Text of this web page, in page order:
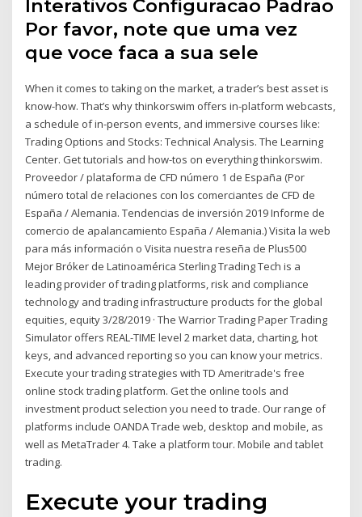
Interativos Configuracao Padrao
Por favor, note que uma vez
que voce faca a sua sele
When it comes to taking on the market, a trader’s best asset is
know-how. That’s why thinkorswim offers in-platform webcasts,
a schedule of in-person events, and immersive courses like:
Trading Options and Stocks: Technical Analysis. The Learning
Center. Get tutorials and how-tos on everything thinkorswim.
Proveedor / plataforma de CFD número 1 de España (Por
número total de relaciones con los comerciantes de CFD de
España / Alemania. Tendencias de inversión 2019 Informe de
comercio de apalancamiento España / Alemania.) Visita la web
para más información o Visita nuestra reseña de Plus500
Mejor Bróker de Latinoamérica Sterling Trading Tech is a
leading provider of trading platforms, risk and compliance
technology and trading infrastructure products for the global
equities, equity 3/28/2019 · The Warrior Trading Paper Trading
Simulator offers REAL-TIME level 2 market data, charting, hot
keys, and advanced reporting so you can know your metrics.
Execute your trading strategies with TD Ameritrade's free
online stock trading platform. Get the online tools and
investment product selection you need to trade. Our range of
platforms include OANDA Trade web, desktop and mobile, as
well as MetaTrader 4. Take a platform tour. Mobile and tablet
trading.
Execute your trading